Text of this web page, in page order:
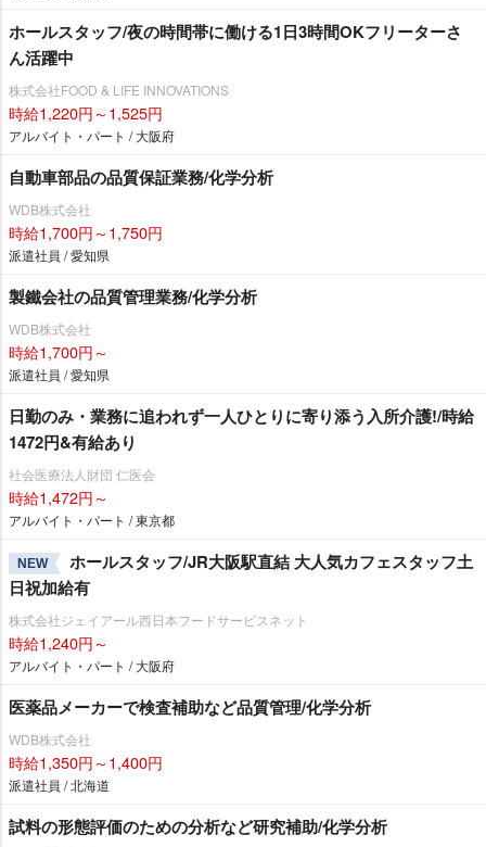
ホールスタッフ/夜の時間帯に働ける1日3時間OKフリーターさ
ん活躍中
株式会社FOOD & LIFE INNOVATIONS
時給1,220円～1,525円
アルバイト・パート / 大阪府
自動車部品の品質保証業務/化学分析
WDB株式会社
時給1,700円～1,750円
派遣社員 / 愛知県
製鐵会社の品質管理業務/化学分析
WDB株式会社
時給1,700円～
派遣社員 / 愛知県
日勤のみ・業務に追われず一人ひとりに寄り添う入所介護!/時給
1472円&有給あり
社会医療法人財団 仁医会
時給1,472円～
アルバイト・パート / 東京都
NEW
ホールスタッフ/JR大阪駅直結 大人気カフェスタッフ土
日祝加給有
株式会社ジェイアール西日本フードサービスネット
時給1,240円～
アルバイト・パート / 大阪府
医薬品メーカーで検査補助など品質管理/化学分析
WDB株式会社
時給1,350円～1,400円
派遣社員 / 北海道
試料の形態評価のための分析など研究補助/化学分析